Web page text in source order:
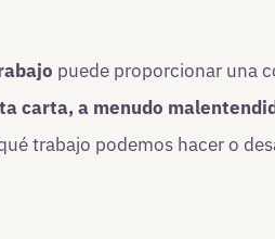
puede proporcionar una
carta, a menudo
trabajo podemos hacer o